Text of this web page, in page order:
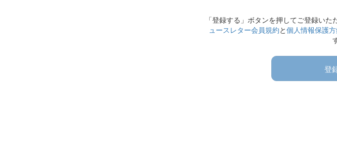
「登録する」ボタンを押してご登録い
ュースレター会員規約と個人情報保護
登